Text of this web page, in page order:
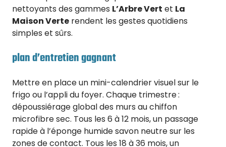
nettoyants des gammes L’Arbre Vert et La
Maison Verte rendent les gestes quotidiens
simples et sûrs.
plan d’entretien gagnant
Mettre en place un mini-calendrier visuel sur le
frigo ou l’appli du foyer. Chaque trimestre :
dépoussiérage global des murs au chiffon
microfibre sec. Tous les 6 à 12 mois, un passage
rapide à l’éponge humide savon neutre sur les
zones de contact. Tous les 18 à 36 mois, un